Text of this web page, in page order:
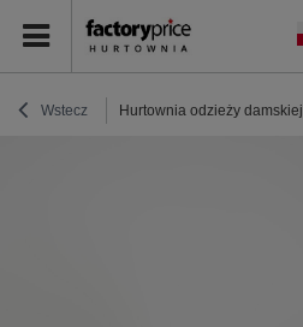
Wstecz Hurtownia odzieży damskiej